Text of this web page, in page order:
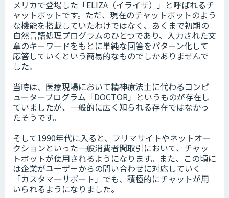
メリカで登場した「ELIZA（イライザ）」と呼ばれるチ
ャットボットです。ただ、現在のチャットボットのよう
な機能を搭載していたわけではなく、あくまで初期の
自然言語処理プログラムのひとつであり、入力された文
章のキーワードをもとに単純な回答をパターン化して
応答していくという簡易的なものでしかありませんで
した。
当時は、医療現場において精神療法士に代わるコンピ
ュータープログラム「DOCTOR」というものが存在し
ていましたが、一般的に広く知られる存在ではなかっ
たそうです。
そして1990年代に入ると、フリマサイトやネットオー
クションといった一般消費者間取引において、チャッ
トボットが使用されるようになります。また、この頃に
は企業がユーザーからの問い合わせに対応していく
「カスタマーサポート」でも、積極的にチャットが用
いられるようになりました。